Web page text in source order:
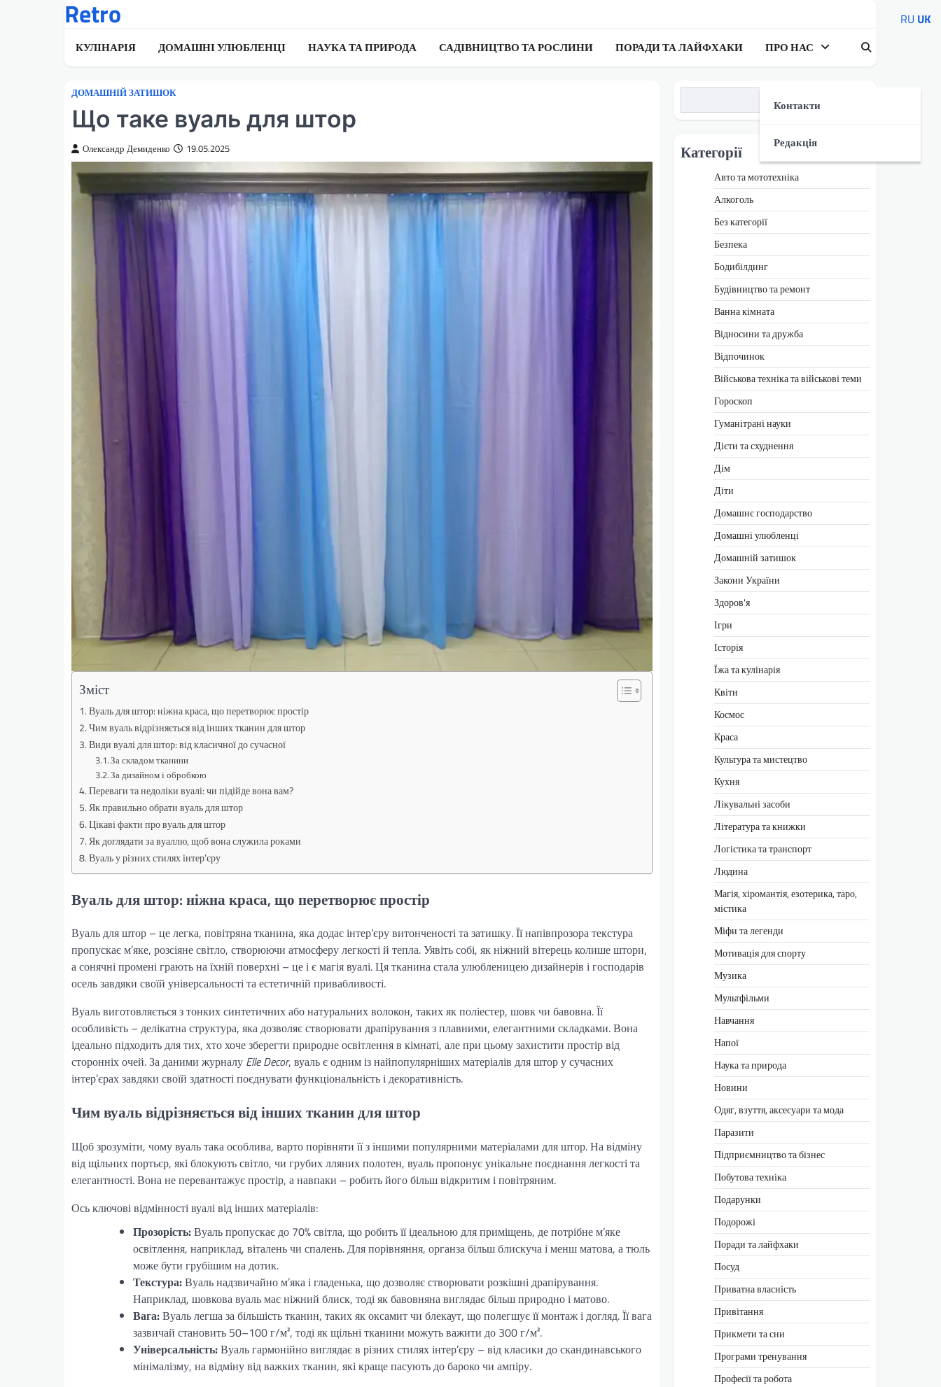
Retro
КУЛІНАРІЯ ДОМАШНІ УЛЮБЛЕНЦІ НАУКА ТА ПРИРОДА САДІВНИЦТВО ТА РОСЛИНИ ПОРАДИ ТА ЛАЙФХАКИ ПРО НАС
Контакти
Редакція
ДОМАШНІЙ ЗАТИШОК
Що таке вуаль для штор
Олександр Демиденко 19.05.2025
Зміст
Вуаль для штор: ніжна краса, що перетворює простір
Чим вуаль відрізняється від інших тканин для штор
Види вуалі для штор: від класичної до сучасної
За складом тканини
За дизайном і обробкою
Переваги та недоліки вуалі: чи підійде вона вам?
Як правильно обрати вуаль для штор
Цікаві факти про вуаль для штор
Як доглядати за вуаллю, щоб вона служила роками
Вуаль у різних стилях інтер’єру
Вуаль для штор: ніжна краса, що перетворює простір
Вуаль для штор – це легка, повітряна тканина, яка додає інтер’єру витонченості та затишку. Її напівпрозора текстура
пропускає м’яке, розсіяне світло, створюючи атмосферу легкості й тепла. Уявіть собі, як ніжний вітерець колише штори,
а сонячні промені грають на їхній поверхні – це і є магія вуалі. Ця тканина стала улюбленицею дизайнерів і господарів
осель завдяки своїй універсальності та естетичній привабливості.
Вуаль виготовляється з тонких синтетичних або натуральних волокон, таких як поліестер, шовк чи бавовна. Її
особливість – делікатна структура, яка дозволяє створювати драпірування з плавними, елегантними складками. Вона
ідеально підходить для тих, хто хоче зберегти природне освітлення в кімнаті, але при цьому захистити простір від
сторонніх очей. За даними журналу Elle Decor, вуаль є одним із найпопулярніших матеріалів для штор у сучасних
інтер’єрах завдяки своїй здатності поєднувати функціональність і декоративність.
Чим вуаль відрізняється від інших тканин для штор
Щоб зрозуміти, чому вуаль така особлива, варто порівняти її з іншими популярними матеріалами для штор. На відміну
від щільних портьєр, які блокують світло, чи грубих лляних полотен, вуаль пропонує унікальне поєднання легкості та
елегантності. Вона не перевантажує простір, а навпаки – робить його більш відкритим і повітряним.
Ось ключові відмінності вуалі від інших матеріалів:
Прозорість:Вуаль пропускає до 70% світла, що робить її ідеальною для приміщень, де потрібне м’яке
освітлення, наприклад, віталень чи спалень. Для порівняння, органза більш блискуча і менш матова, а тюль
може бути грубішим на дотик.
Текстура:Вуаль надзвичайно м’яка і гладенька, що дозволяє створювати розкішні драпірування.
Наприклад, шовкова вуаль має ніжний блиск, тоді як бавовняна виглядає більш природно і матово.
Вага:Вуаль легша за більшість тканин, таких як оксамит чи блекаут, що полегшує її монтаж і догляд. Її вага
зазвичай становить 50–100 г/м², тоді як щільні тканини можуть важити до 300 г/м².
Універсальність:Вуаль гармонійно виглядає в різних стилях інтер’єру – від класики до скандинавського
мінімалізму, на відміну від важких тканин, які краще пасують до бароко чи ампіру.
Категорії
Авто та мототехніка
Алкоголь
Без категорії
Безпека
Бодибілдинг
Будівництво та ремонт
Ванна кімната
Відносини та дружба
Відпочинок
Військова техніка та військові теми
Гороскоп
Гуманітрані науки
Дієти та схуднення
Дім
Діти
Домашнє господарство
Домашні улюбленці
Домашній затишок
Закони України
Здоров'я
Ігри
Історія
Їжа та кулінарія
Квіти
Космос
Краса
Культура та мистецтво
Кухня
Лікувальні засоби
Література та книжки
Логістика та транспорт
Людина
Магія, хіромантія, езотерика, таро,
містика
Міфи та легенди
Мотивація для спорту
Музика
Мультфільми
Навчання
Напої
Наука та природа
Новини
Одяг, взуття, аксесуари та мода
Паразити
Підприємництво та бізнес
Побутова техніка
Подарунки
Подорожі
Поради та лайфхаки
Посуд
Приватна власність
Привітання
Прикмети та сни
Програми тренування
Професії та робота
RU UK